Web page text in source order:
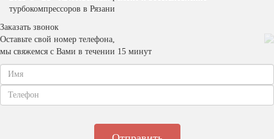
турбокомпрессоров в Рязани
Заказать звонок
Оставьте свой номер телефона,
мы свяжемся с Вами в течении 15 минут